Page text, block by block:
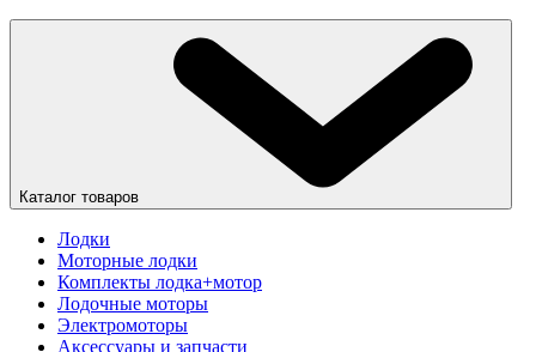
Каталог товаров
Лодки
Моторные лодки
Комплекты лодка+мотор
Лодочные моторы
Электромоторы
Аксессуары и запчасти